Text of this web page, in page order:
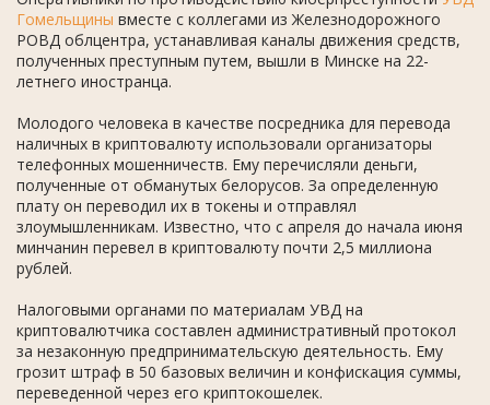
Гомельщины вместе с коллегами из Железнодорожного
РОВД облцентра, устанавливая каналы движения средств,
полученных преступным путем, вышли в Минске на 22-
летнего иностранца.
Молодого человека в качестве посредника для перевода
наличных в криптовалюту использовали организаторы
телефонных мошенничеств. Ему перечисляли деньги,
полученные от обманутых белорусов. За определенную
плату он переводил их в токены и отправлял
злоумышленникам. Известно, что с апреля до начала июня
минчанин перевел в криптовалюту почти 2,5 миллиона
рублей.
Налоговыми органами по материалам УВД на
криптовалютчика составлен административный протокол
за незаконную предпринимательскую деятельность. Ему
грозит штраф в 50 базовых величин и конфискация суммы,
переведенной через его криптокошелек.